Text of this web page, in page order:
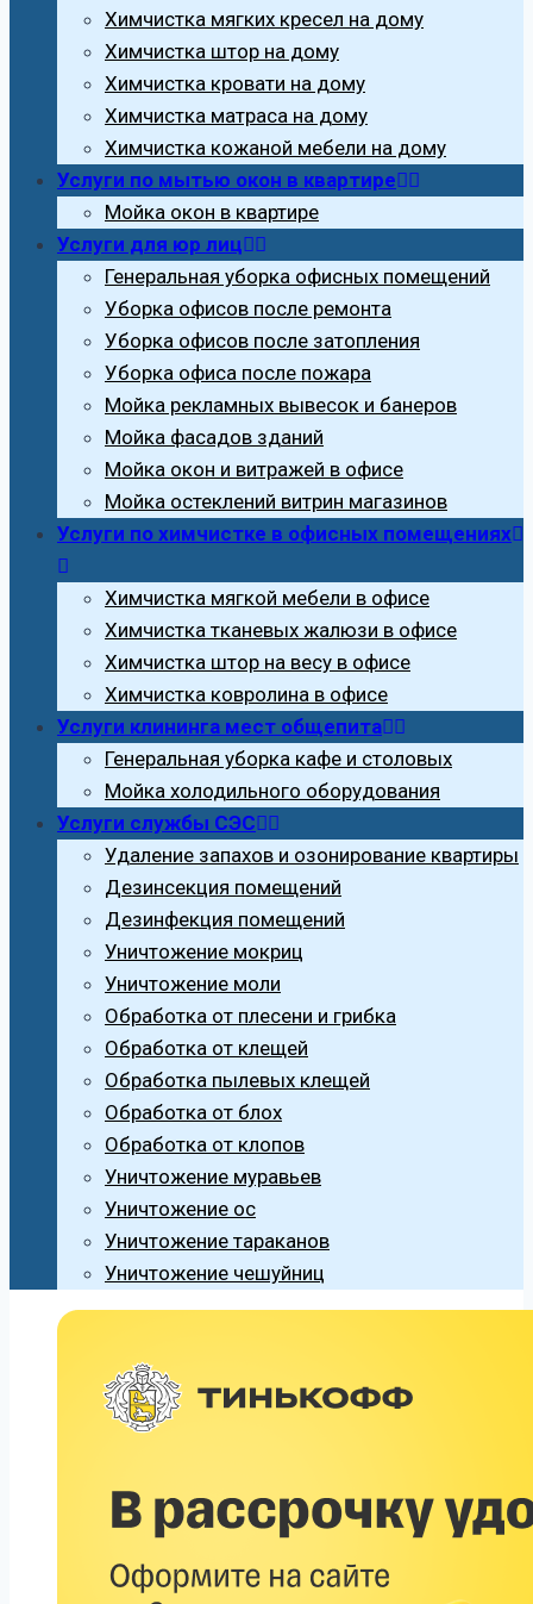
Химчистка мягких кресел на дому
Химчистка штор на дому
Химчистка кровати на дому
Химчистка матраса на дому
Химчистка кожаной мебели на дому
Услуги по мытью окон в квартире
Мойка окон в квартире
Услуги для юр лиц
Генеральная уборка офисных помещений
Уборка офисов после ремонта
Уборка офисов после затопления
Уборка офиса после пожара
Мойка рекламных вывесок и банеров
Мойка фасадов зданий
Мойка окон и витражей в офисе
Мойка остеклений витрин магазинов
Услуги по химчистке в офисных помещениях
Химчистка мягкой мебели в офисе
Химчистка тканевых жалюзи в офисе
Химчистка штор на весу в офисе
Химчистка ковролина в офисе
Услуги клининга мест общепита
Генеральная уборка кафе и столовых
Мойка холодильного оборудования
Услуги службы СЭС
Удаление запахов и озонирование квартиры
Дезинсекция помещений
Дезинфекция помещений
Уничтожение мокриц
Уничтожение моли
Обработка от плесени и грибка
Обработка от клещей
Обработка пылевых клещей
Обработка от блох
Обработка от клопов
Уничтожение муравьев
Уничтожение ос
Уничтожение тараканов
Уничтожение чешуйниц